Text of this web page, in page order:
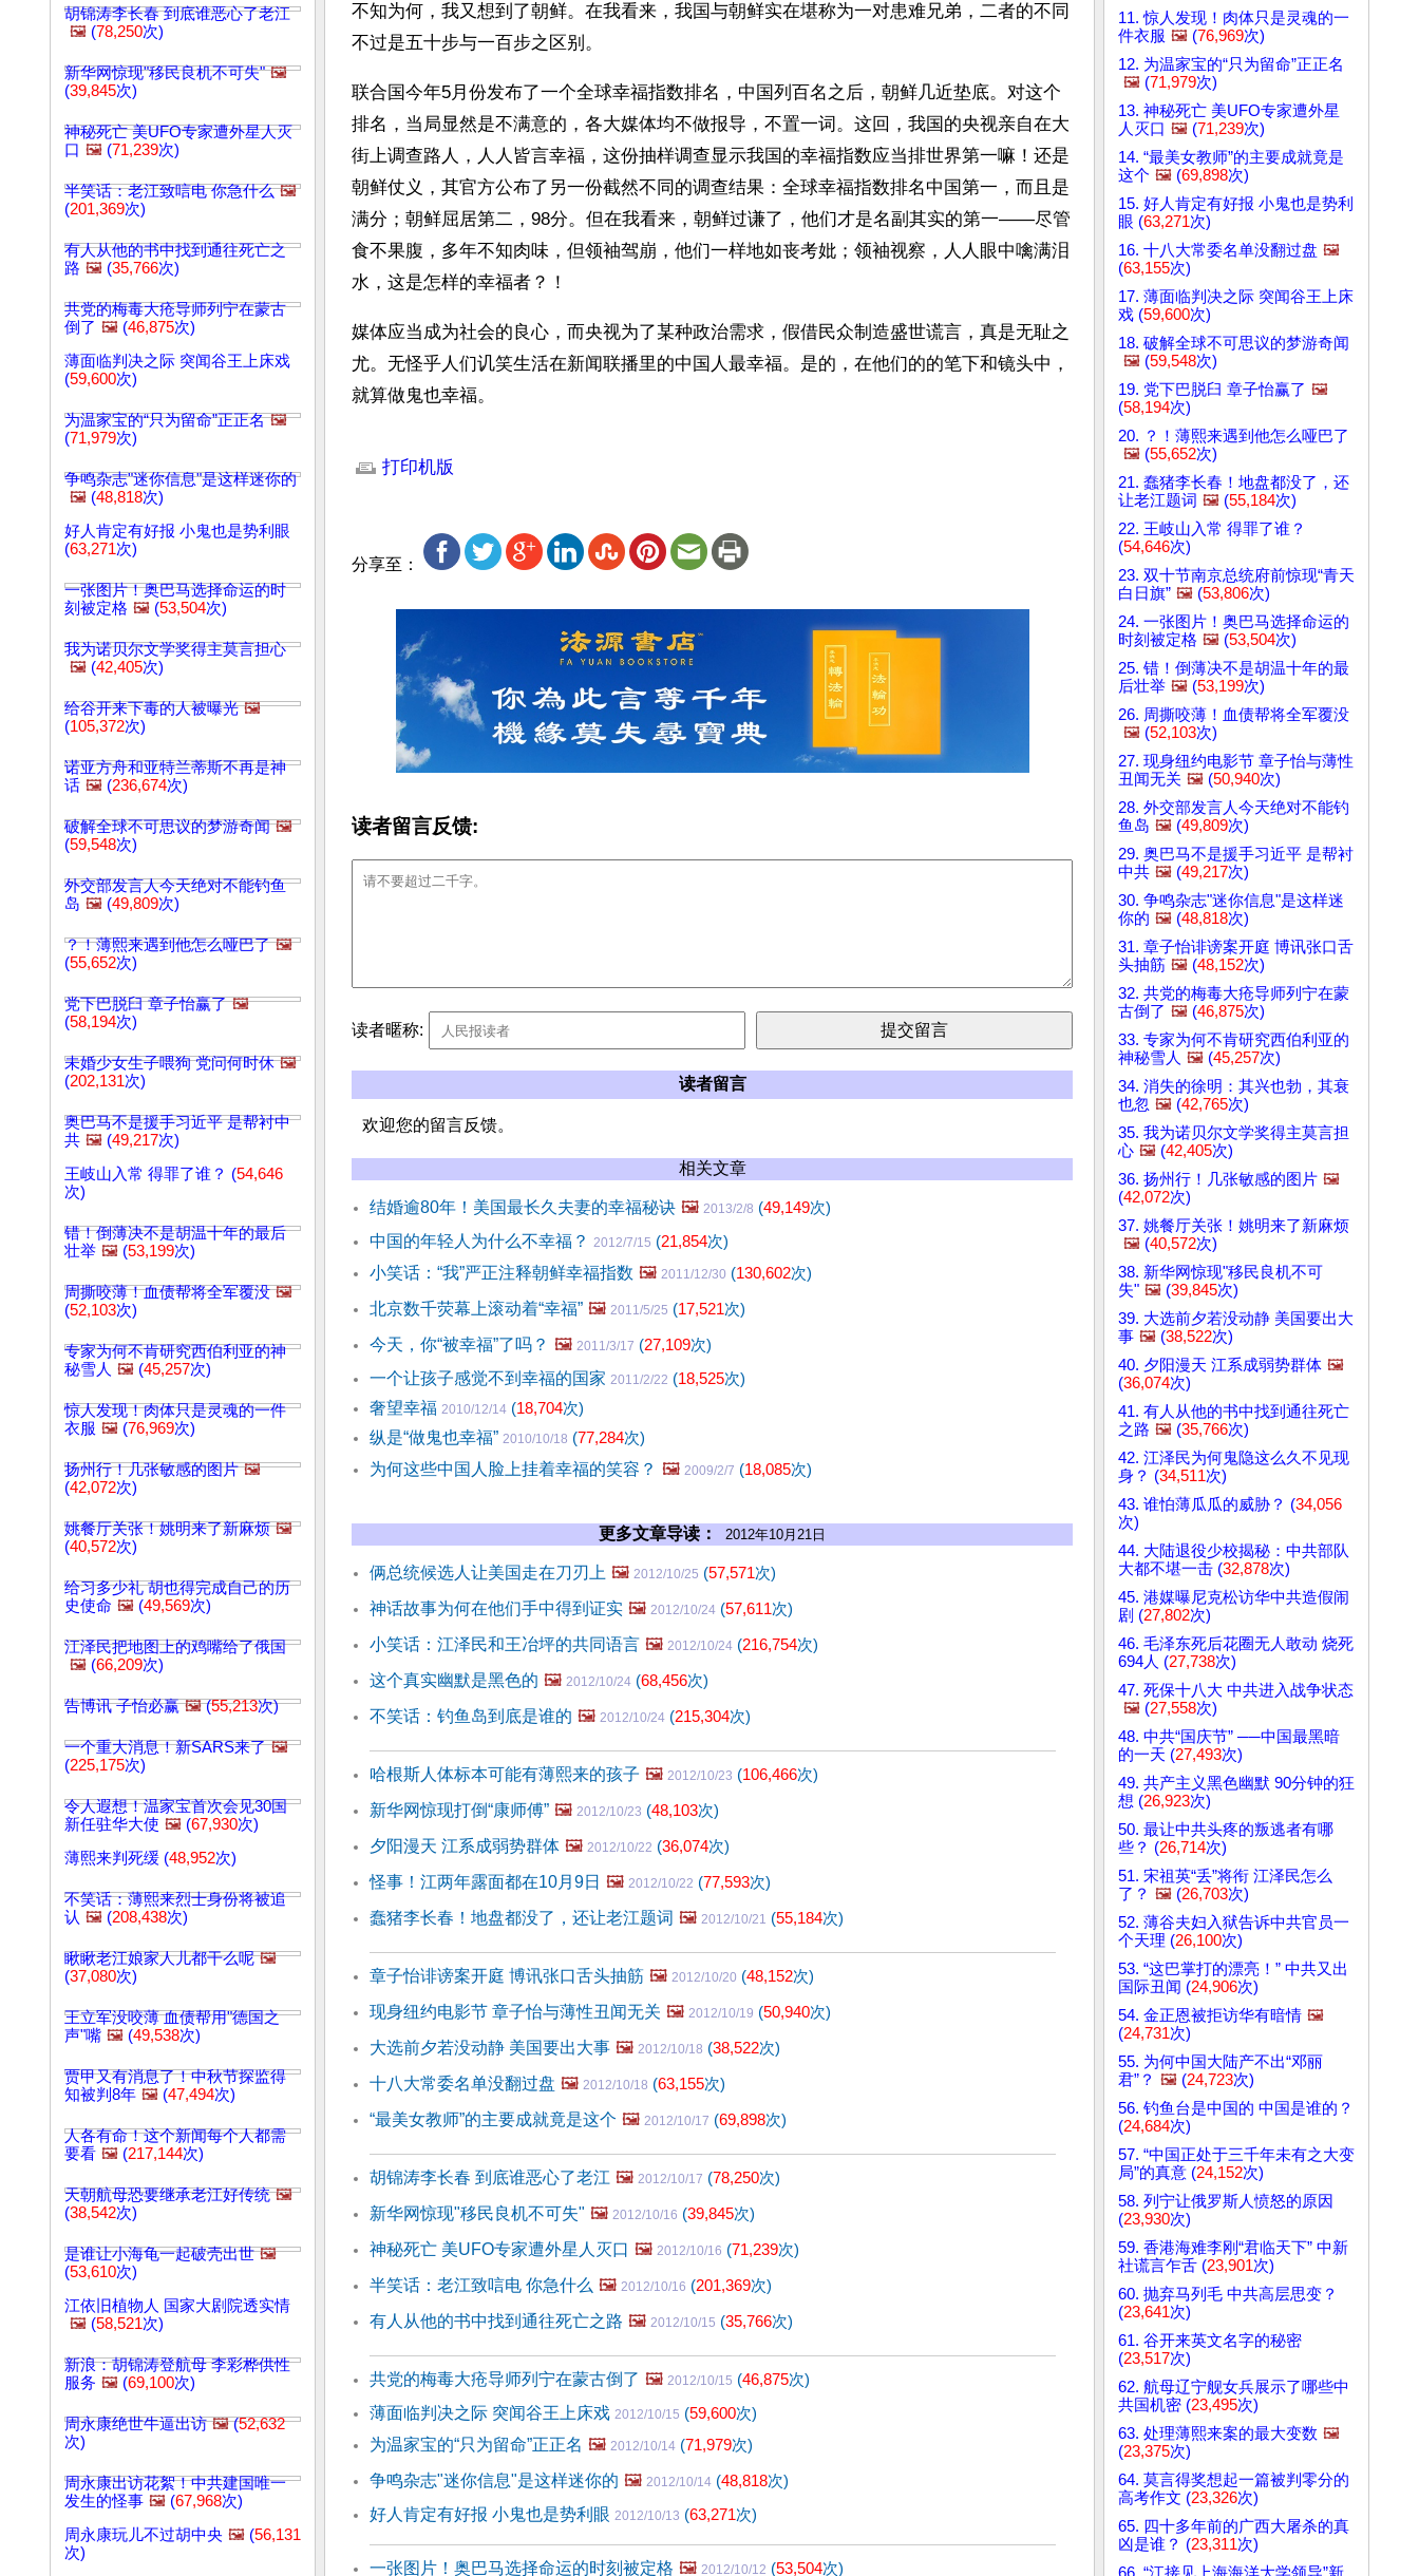
胡锦涛李长春 到底谁恶心了老江
🖼️ (78,250次)
新华网惊现"移民良机不可失" 🖼️
(39,845次)
神秘死亡 美UFO专家遭外星人灭
口 🖼️ (71,239次)
半笑话：老江致唁电 你急什么 🖼️
(201,369次)
有人从他的书中找到通往死亡之
路 🖼️ (35,766次)
共党的梅毒大疮导师列宁在蒙古
倒了 🖼️ (46,875次)
薄面临判决之际 突闻谷王上床戏
(59,600次)
为温家宝的“只为留命”正正名 🖼️
(71,979次)
争鸣杂志"迷你信息"是这样迷你的
🖼️ (48,818次)
好人肯定有好报 小鬼也是势利眼
(63,271次)
一张图片！奥巴马选择命运的时
刻被定格 🖼️ (53,504次)
我为诺贝尔文学奖得主莫言担心
🖼️ (42,405次)
给谷开来下毒的人被曝光 🖼️
(105,372次)
诺亚方舟和亚特兰蒂斯不再是神
话 🖼️ (236,674次)
破解全球不可思议的梦游奇闻 🖼️
(59,548次)
外交部发言人今天绝对不能钓鱼
岛 🖼️ (49,809次)
？！薄熙来遇到他怎么哑巴了 🖼️
(55,652次)
党下巴脱臼 章子怡赢了 🖼️
(58,194次)
未婚少女生子喂狗 党问何时休 🖼️
(202,131次)
奥巴马不是援手习近平 是帮衬中
共 🖼️ (49,217次)
王岐山入常 得罪了谁？ (54,646
次)
错！倒薄决不是胡温十年的最后
壮举 🖼️ (53,199次)
周撕咬薄！血债帮将全军覆没 🖼️
(52,103次)
专家为何不肯研究西伯利亚的神
秘雪人 🖼️ (45,257次)
惊人发现！肉体只是灵魂的一件
衣服 🖼️ (76,969次)
扬州行！几张敏感的图片 🖼️
(42,072次)
姚餐厅关张！姚明来了新麻烦 🖼️
(40,572次)
给习多少礼 胡也得完成自己的历
史使命 🖼️ (49,569次)
江泽民把地图上的鸡嘴给了俄国
🖼️ (66,209次)
告博讯 子怡必赢 🖼️(55,213次)
一个重大消息！新SARS来了 🖼️
(225,175次)
令人遐想！温家宝首次会见30国
新任驻华大使 🖼️ (67,930次)
薄熙来判死缓 (48,952次)
不笑话：薄熙来烈士身份将被追
认 🖼️ (208,438次)
瞅瞅老江娘家人儿都干么呢 🖼️
(37,080次)
王立军没咬薄 血债帮用"德国之
声"嘴 🖼️ (49,538次)
贾甲又有消息了！中秋节探监得
知被判8年 🖼️ (47,494次)
人各有命！这个新闻每个人都需
要看 🖼️ (217,144次)
天朝航母恐要继承老江好传统 🖼️
(38,542次)
是谁让小海龟一起破壳出世 🖼️
(53,610次)
江依旧植物人 国家大剧院透实情
🖼️ (58,521次)
新浪：胡锦涛登航母 李彩桦供性
服务 🖼️ (69,100次)
周永康绝世牛逼出访 🖼️(52,632
次)
周永康出访花絮！中共建国唯一
发生的怪事 🖼️ (67,968次)
周永康玩儿不过胡中央 🖼️ (56,131
次)
不知为何，我又想到了朝鲜。在我看来，我国与朝鲜实在堪称为一对患难兄弟，二者的不同
不过是五十步与一百步之区别。
联合国今年5月份发布了一个全球幸福指数排名，中国列百名之后，朝鲜几近垫底。对这个
排名，当局显然是不满意的，各大媒体均不做报导，不置一词。这回，我国的央视亲自在大
街上调查路人，人人皆言幸福，这份抽样调查显示我国的幸福指数应当排世界第一嘛！还是
朝鲜仗义，其官方公布了另一份截然不同的调查结果：全球幸福指数排名中国第一，而且是
满分；朝鲜屈居第二，98分。但在我看来，朝鲜过谦了，他们才是名副其实的第一——尽管
食不果腹，多年不知肉味，但领袖驾崩，他们一样地如丧考妣；领袖视察，人人眼中噙满泪
水，这是怎样的幸福者？！
媒体应当成为社会的良心，而央视为了某种政治需求，假借民众制造盛世谎言，真是无耻之
尤。无怪乎人们讥笑生活在新闻联播里的中国人最幸福。是的，在他们的的笔下和镜头中，
就算做鬼也幸福。
打印机版
分享至：
读者留言反馈:
读者暱称:
读者留言
欢迎您的留言反馈。
相关文章
结婚逾80年！美国最长久夫妻的幸福秘诀 🖼️ 2013/2/8 (49,149次)
中国的年轻人为什么不幸福？ 2012/7/15 (21,854次)
小笑话：“我”严正注释朝鲜幸福指数 🖼️ 2011/12/30 (130,602次)
北京数千荧幕上滚动着“幸福” 🖼️ 2011/5/25 (17,521次)
今天，你“被幸福”了吗？ 🖼️ 2011/3/17 (27,109次)
一个让孩子感觉不到幸福的国家 2011/2/22 (18,525次)
奢望幸福 2010/12/14 (18,704次)
纵是“做鬼也幸福” 2010/10/18 (77,284次)
为何这些中国人脸上挂着幸福的笑容？ 🖼️ 2009/2/7 (18,085次)
更多文章导读： 2012年10月21日
俩总统候选人让美国走在刀刃上 🖼️ 2012/10/25 (57,571次)
神话故事为何在他们手中得到证实 🖼️ 2012/10/24 (57,611次)
小笑话：江泽民和王冶坪的共同语言 🖼️ 2012/10/24 (216,754次)
这个真实幽默是黑色的 🖼️ 2012/10/24 (68,456次)
不笑话：钓鱼岛到底是谁的 🖼️ 2012/10/24 (215,304次)
哈根斯人体标本可能有薄熙来的孩子 🖼️ 2012/10/23 (106,466次)
新华网惊现打倒“康师傅” 🖼️ 2012/10/23 (48,103次)
夕阳漫天 江系成弱势群体 🖼️ 2012/10/22 (36,074次)
怪事！江两年露面都在10月9日 🖼️ 2012/10/22 (77,593次)
蠢猪李长春！地盘都没了，还让老江题词 🖼️ 2012/10/21 (55,184次)
章子怡诽谤案开庭 博讯张口舌头抽筋 🖼️ 2012/10/20 (48,152次)
现身纽约电影节 章子怡与薄性丑闻无关 🖼️ 2012/10/19 (50,940次)
大选前夕若没动静 美国要出大事 🖼️ 2012/10/18 (38,522次)
十八大常委名单没翻过盘 🖼️ 2012/10/18 (63,155次)
“最美女教师”的主要成就竟是这个 🖼️ 2012/10/17 (69,898次)
胡锦涛李长春 到底谁恶心了老江 🖼️ 2012/10/17 (78,250次)
新华网惊现"移民良机不可失" 🖼️ 2012/10/16 (39,845次)
神秘死亡 美UFO专家遭外星人灭口 🖼️ 2012/10/16 (71,239次)
半笑话：老江致唁电 你急什么 🖼️ 2012/10/16 (201,369次)
有人从他的书中找到通往死亡之路 🖼️ 2012/10/15 (35,766次)
共党的梅毒大疮导师列宁在蒙古倒了 🖼️ 2012/10/15 (46,875次)
薄面临判决之际 突闻谷王上床戏 2012/10/15 (59,600次)
为温家宝的“只为留命”正正名 🖼️ 2012/10/14 (71,979次)
争鸣杂志"迷你信息"是这样迷你的 🖼️ 2012/10/14 (48,818次)
好人肯定有好报 小鬼也是势利眼 2012/10/13 (63,271次)
一张图片！奥巴马选择命运的时刻被定格 🖼️ 2012/10/12 (53,504次)
11. 惊人发现！肉体只是灵魂的一
件衣服 🖼️ (76,969次)
12. 为温家宝的“只为留命”正正名
🖼️ (71,979次)
13. 神秘死亡 美UFO专家遭外星
人灭口 🖼️ (71,239次)
14. “最美女教师”的主要成就竟是
这个 🖼️ (69,898次)
15. 好人肯定有好报 小鬼也是势利
眼 (63,271次)
16. 十八大常委名单没翻过盘 🖼️
(63,155次)
17. 薄面临判决之际 突闻谷王上床
戏 (59,600次)
18. 破解全球不可思议的梦游奇闻
🖼️ (59,548次)
19. 党下巴脱臼 章子怡赢了 🖼️
(58,194次)
20. ？！薄熙来遇到他怎么哑巴了
🖼️ (55,652次)
21. 蠢猪李长春！地盘都没了，还
让老江题词 🖼️ (55,184次)
22. 王岐山入常 得罪了谁？
(54,646次)
23. 双十节南京总统府前惊现“青天
白日旗” 🖼️ (53,806次)
24. 一张图片！奥巴马选择命运的
时刻被定格 🖼️ (53,504次)
25. 错！倒薄决不是胡温十年的最
后壮举 🖼️ (53,199次)
26. 周撕咬薄！血债帮将全军覆没
🖼️ (52,103次)
27. 现身纽约电影节 章子怡与薄性
丑闻无关 🖼️ (50,940次)
28. 外交部发言人今天绝对不能钓
鱼岛 🖼️ (49,809次)
29. 奥巴马不是援手习近平 是帮衬
中共 🖼️ (49,217次)
30. 争鸣杂志"迷你信息"是这样迷
你的 🖼️ (48,818次)
31. 章子怡诽谤案开庭 博讯张口舌
头抽筋 🖼️ (48,152次)
32. 共党的梅毒大疮导师列宁在蒙
古倒了 🖼️ (46,875次)
33. 专家为何不肯研究西伯利亚的
神秘雪人 🖼️ (45,257次)
34. 消失的徐明：其兴也勃，其衰
也忽 🖼️ (42,765次)
35. 我为诺贝尔文学奖得主莫言担
心 🖼️ (42,405次)
36. 扬州行！几张敏感的图片 🖼️
(42,072次)
37. 姚餐厅关张！姚明来了新麻烦
🖼️ (40,572次)
38. 新华网惊现"移民良机不可
失" 🖼️ (39,845次)
39. 大选前夕若没动静 美国要出大
事 🖼️ (38,522次)
40. 夕阳漫天 江系成弱势群体 🖼️
(36,074次)
41. 有人从他的书中找到通往死亡
之路 🖼️ (35,766次)
42. 江泽民为何鬼隐这么久不见现
身？ (34,511次)
43. 谁怕薄瓜瓜的威胁？ (34,056
次)
44. 大陆退役少校揭秘：中共部队
大都不堪一击 (32,878次)
45. 港媒曝尼克松访华中共造假闹
剧 (27,802次)
46. 毛泽东死后花圈无人敢动 烧死
694人 (27,738次)
47. 死保十八大 中共进入战争状态
🖼️ (27,558次)
48. 中共“国庆节” ──中国最黑暗
的一天 (27,493次)
49. 共产主义黑色幽默 90分钟的狂
想 (26,923次)
50. 最让中共头疼的叛逃者有哪
些？ (26,714次)
51. 宋祖英“丢”将衔 江泽民怎么
了？ 🖼️ (26,703次)
52. 薄谷夫妇入狱告诉中共官员一
个天理 (26,100次)
53. “这巴掌打的漂亮！” 中共又出
国际丑闻 (24,906次)
54. 金正恩被拒访华有暗情 🖼️
(24,731次)
55. 为何中国大陆产不出“邓丽
君”？ 🖼️ (24,723次)
56. 钓鱼台是中国的 中国是谁的？
(24,684次)
57. “中国正处于三千年未有之大变
局”的真意 (24,152次)
58. 列宁让俄罗斯人愤怒的原因
(23,930次)
59. 香港海难李刚“君临天下” 中新
社谎言乍舌 (23,901次)
60. 抛弃马列毛 中共高层思变？
(23,641次)
61. 谷开来英文名字的秘密
(23,517次)
62. 航母辽宁舰女兵展示了哪些中
共国机密 (23,495次)
63. 处理薄熙来案的最大变数 🖼️
(23,375次)
64. 莫言得奖想起一篇被判零分的
高考作文 (23,326次)
65. 四十多年前的广西大屠杀的真
凶是谁？ (23,311次)
66. “江接见上海海洋大学领导”新